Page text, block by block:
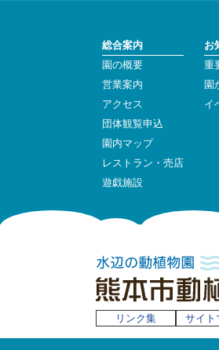
総合案内
園の概要
営業案内
アクセス
団体観覧申込
園内マップ
レストラン・売店
遊戯施設
お
重
園
イ
リンク集 サイト